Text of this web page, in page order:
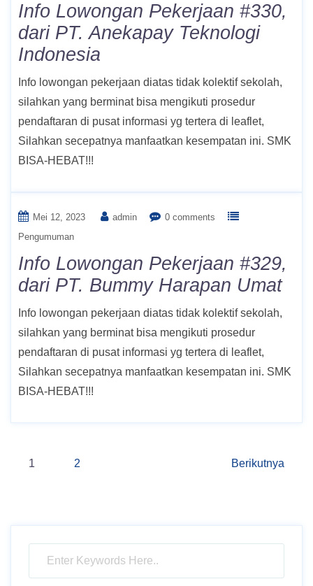
Info Lowongan Pekerjaan #330,
dari PT. Anekapay Teknologi
Indonesia
Info lowongan pekerjaan diatas tidak kolektif sekolah,
silahkan yang berminat bisa mengikuti prosedur
pendaftaran di pusat informasi yg tertera di leaflet,
Silahkan secepatnya manfaatkan kesempatan ini. SMK
BISA-HEBAT!!!
Mei 12, 2023 admin
0 comments
Pengumuman
Info Lowongan Pekerjaan #329,
dari PT. Bummy Harapan Umat
Info lowongan pekerjaan diatas tidak kolektif sekolah,
silahkan yang berminat bisa mengikuti prosedur
pendaftaran di pusat informasi yg tertera di leaflet,
Silahkan secepatnya manfaatkan kesempatan ini. SMK
BISA-HEBAT!!!
Navigasi
1 2 Berikutnya